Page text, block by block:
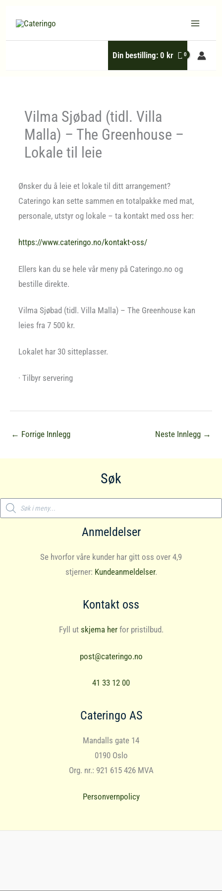
Din bestilling:0 kr
Vilma Sjøbad (tidl. Villa
Malla) – The Greenhouse –
Lokale til leie
Ønsker du å leie et lokale til ditt arrangement?
Cateringo kan sette sammen en totalpakke med mat,
personale, utstyr og lokale – ta kontakt med oss her:
https://www.cateringo.no/kontakt-oss/
Ellers kan du se hele vår meny på Cateringo.no og
bestille direkte.
Vilma Sjøbad (tidl. Villa Malla) – The Greenhouse kan
leies fra 7 500 kr.
Lokalet har 30 sitteplasser.
· Tilbyr servering
← Forrige Innlegg Neste Innlegg →
Søk
Products
search
Anmeldelser
Se hvorfor våre kunder har gitt oss over 4,9
stjerner: Kundeanmeldelser.
Kontakt oss
Fyll ut skjema herfor pristilbud.
post@cateringo.no
41 33 12 00
Cateringo AS
Mandalls gate 14
0190 Oslo
Org. nr.: 921 615 426 MVA
Personvernpolicy